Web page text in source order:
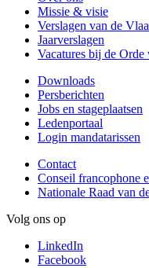
Missie & visie
Verslagen van de
Jaarverslagen
Vacatures bij de Orde
Downloads
Persberichten
Jobs en stageplaatsen
Ledenportaal
Login mandatarissen
Contact
Conseil francophone
Nationale Raad van
Volg ons op
LinkedIn
Facebook